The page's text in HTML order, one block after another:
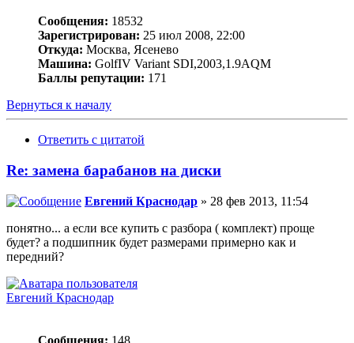
Сообщения: 18532
Зарегистрирован: 25 июл 2008, 22:00
Откуда: Москва, Ясенево
Машина: GolfIV Variant SDI,2003,1.9AQM
Баллы репутации: 171
Вернуться к началу
Ответить с цитатой
Re: замена барабанов на диски
Евгений Краснодар » 28 фев 2013, 11:54
понятно... а если все купить с разбора ( комплект) проще
будет? а подшипник будет размерами примерно как и
передний?
Евгений Краснодар
Сообщения: 148